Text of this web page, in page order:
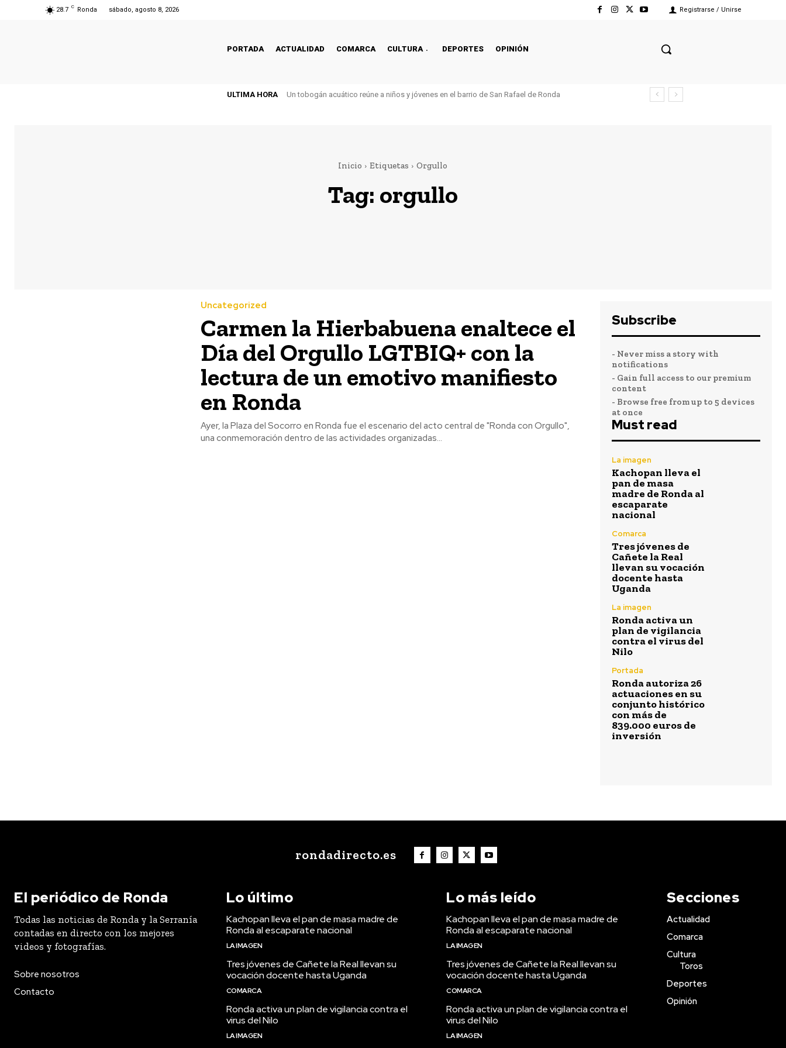
28.7 C Ronda sábado, agosto 8, 2026 Registrarse / Unirse
PORTADA ACTUALIDAD COMARCA CULTURA DEPORTES OPINIÓN
ULTIMA HORA Un tobogán acuático reúne a niños y jóvenes en el barrio de San Rafael de Ronda
Inicio Etiquetas Orgullo
Tag: orgullo
Uncategorized
Carmen la Hierbabuena enaltece el
Día del Orgullo LGTBIQ+ con la
lectura de un emotivo manifiesto
en Ronda
Ayer, la Plaza del Socorro en Ronda fue el escenario del acto central de "Ronda con Orgullo",
una conmemoración dentro de las actividades organizadas...
Subscribe
- Never miss a story with
notifications
- Gain full access to our premium
content
- Browse free from up to 5 devices
at once
Must read
La imagen
Kachopan lleva el
pan de masa
madre de Ronda al
escaparate
nacional
Comarca
Tres jóvenes de
Cañete la Real
llevan su vocación
docente hasta
Uganda
La imagen
Ronda activa un
plan de vigilancia
contra el virus del
Nilo
Portada
Ronda autoriza 26
actuaciones en su
conjunto histórico
con más de
839.000 euros de
inversión
rondadirecto.es
El periódico de Ronda
Todas las noticias de Ronda y la Serranía
contadas en directo con los mejores
videos y fotografías.
Sobre nosotros
Contacto
Lo último
Kachopan lleva el pan de masa madre de
Ronda al escaparate nacional
LA IMAGEN
Tres jóvenes de Cañete la Real llevan su
vocación docente hasta Uganda
COMARCA
Ronda activa un plan de vigilancia contra el
virus del Nilo
LA IMAGEN
Lo más leído
Kachopan lleva el pan de masa madre de
Ronda al escaparate nacional
LA IMAGEN
Tres jóvenes de Cañete la Real llevan su
vocación docente hasta Uganda
COMARCA
Ronda activa un plan de vigilancia contra el
virus del Nilo
LA IMAGEN
Secciones
Actualidad
Comarca
Cultura
Toros
Deportes
Opinión